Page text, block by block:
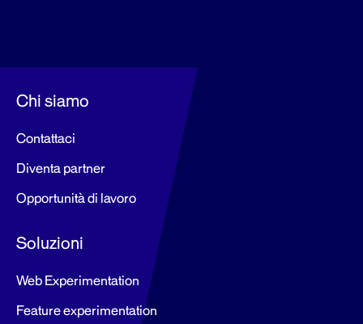
Chi siamo
Contattaci
Diventa partner
Opportunità di lavoro
Soluzioni
Web Experimentation
Feature experimentation